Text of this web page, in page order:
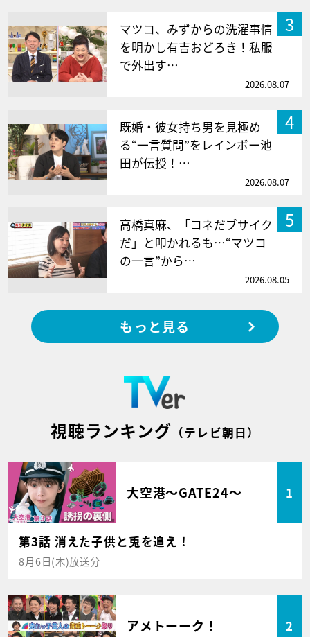
3
マツコ、みずからの洗濯事情
を明かし有吉おどろき！私服
で外出す…
2026.08.07
4
既婚・彼女持ち男を見極め
る“一言質問”をレインボー池
田が伝授！…
2026.08.07
5
高橋真麻、「コネだブサイク
だ」と叩かれるも…“マツコ
の一言”から…
2026.08.05
もっと見る
視聴ランキング （テレビ朝日）
大空港～GATE24～ 1
第3話 消えた子供と兎を追え！
8月6日(木)放送分
アメトーーク！ 2